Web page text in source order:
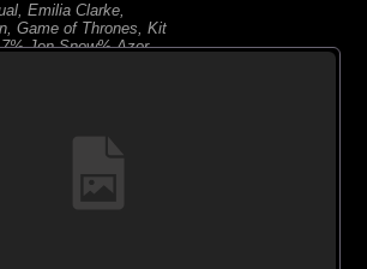
Emilia Clarke,
Game of Thrones, Kit
Jon Snow% Azor